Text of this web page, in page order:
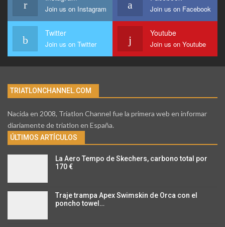
Join us on Instagram Join us on Facebook
Twitter
Join us on Twitter
Youtube
Join us on Youtube
TRIATLONCHANNEL.COM
Nacida en 2008, Triatlon Channel fue la primera web en informar
diariamente de triatlon en España.
ÚLTIMOS ARTÍCULOS
La Aero Tempo de Skechers, carbono total por
170 €
Traje trampa Apex Swimskin de Orca con el
poncho towel…